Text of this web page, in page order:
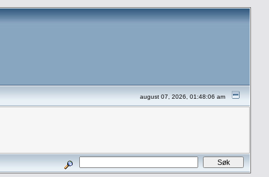
august 07, 2026, 01:48:06 am